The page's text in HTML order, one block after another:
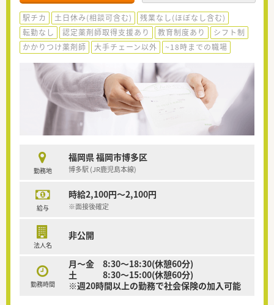
駅チカ 土日休み(相談可含む)
残業なし(ほぼなし含む)
転勤なし
認定薬剤師取得支援あり 教育制度あり
シフト制
かかりつけ薬剤師
大手チェーン以外 ~18時までの職場
勤務地
福岡県 福岡市博多区
博多駅 (JR鹿児島本線)
給与
時給2,100円～2,100円
※面接後確定
法人名
非公開
勤務時間
月～金 8:30～18:30(休憩60分)
土 8:30～15:00(休憩60分)
※週20時間以上の勤務で社会保険の加入可能